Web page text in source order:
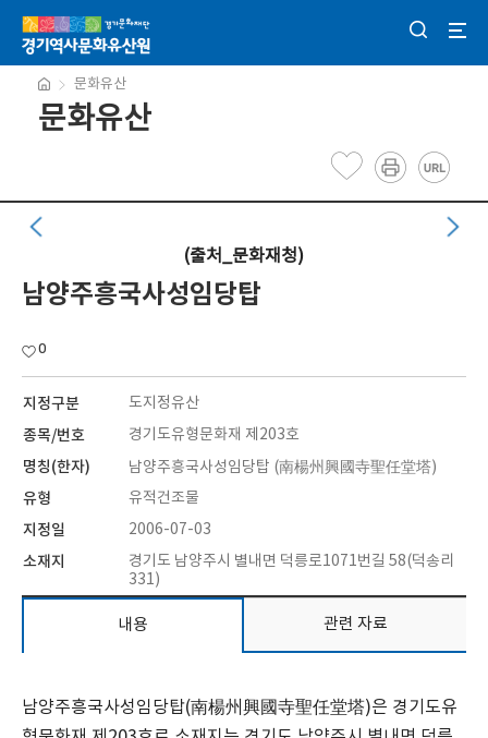
문화유산
문화유산
(출처_문화재청)
남양주흥국사성임당탑
0
지정구분 도지정유산
종목/번호 경기도유형문화재 제203호
명칭(한자) 남양주흥국사성임당탑 (南楊州興國寺聖任堂塔)
유형 유적건조물
지정일 2006-07-03
소재지
경기도 남양주시 별내면 덕릉로1071번길 58(덕송리
331)
내용 관련 자료
남양주흥국사성임당탑(南楊州興國寺聖任堂塔)은 경기도유